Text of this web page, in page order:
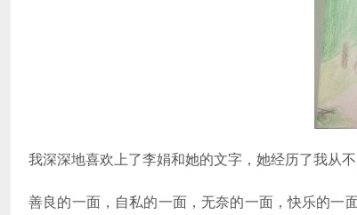
我深深地喜欢上了李娟和她的文字，她经历了我
善良的一面，自私的一面，无奈的一面，快乐的